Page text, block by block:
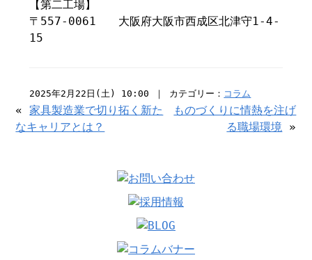
【第二工場】
〒557-0061 大阪府大阪市西成区北津守1-4-
15
2025年2月22日(土) 10:00 ｜ カテゴリー： コラム
«家具製造業で切り拓く新た
なキャリアとは？
ものづくりに情熱を注げ
る職場環境 »